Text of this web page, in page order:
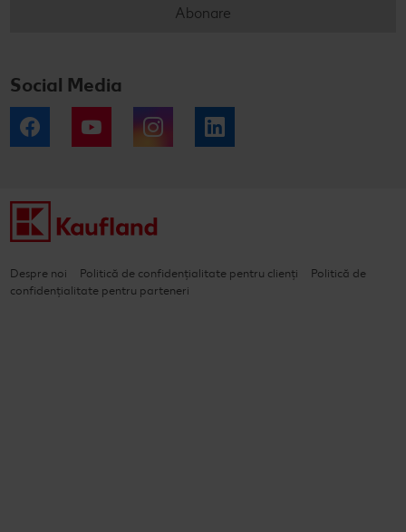
Abonare
Social Media
Facebook YouTube Instagram
Despre noi Politică de confidențialitate pentru clienți
Politică de
confidențialitate pentru parteneri